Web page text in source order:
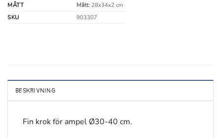
MÅTT
Mått:28x34x2 cm
SKU
903307
BESKRIVNING
Fin krok för ampel Ø30-40 cm.